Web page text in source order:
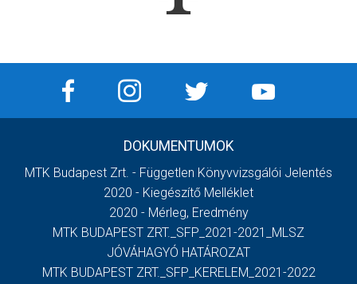
DOKUMENTUMOK
MTK Budapest Zrt. - Független Könyvvizsgálói Jelentés
2020 - Kiegészítő Melléklet
2020 - Mérleg, Eredmény
MTK BUDAPEST ZRT._SFP_2021-2021_MLSZ
JÓVÁHAGYÓ HATÁROZAT
MTK BUDAPEST ZRT._SFP_KERELEM_2021-2022